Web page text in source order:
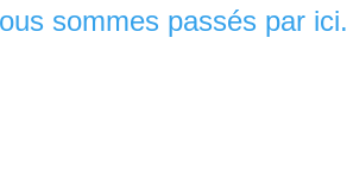
sommes passés par ici.